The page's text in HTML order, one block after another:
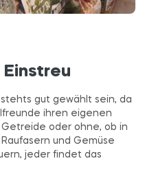
gut gewählt sein, da
ihren eigenen
oder ohne, ob in
und Gemüse
jeder findet das